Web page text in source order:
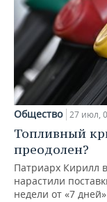
Общество 27 июл,
Топливный
преодолен?
Патриарх Кирилл
нарастили
недели от «7 дней»